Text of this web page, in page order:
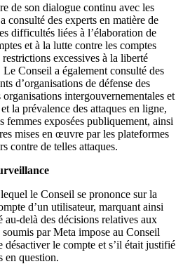
de son dialogue continu avec les
consulté des experts en matière de
difficultés liées à l’élaboration de
et à la lutte contre les comptes
excessives à la liberté
Le Conseil a également consulté des
d’organisations de défense des
intergouvernementales et
la prévalence des attaques en ligne,
femmes exposées publiquement, ainsi
mises en œuvre par les plateformes
contre de telles attaques.
le Conseil se prononce sur la
d’un utilisateur, marquant ainsi
au-delà des décisions relatives aux
par Meta impose au Conseil
désactiver le compte et s’il était justifié
en question.